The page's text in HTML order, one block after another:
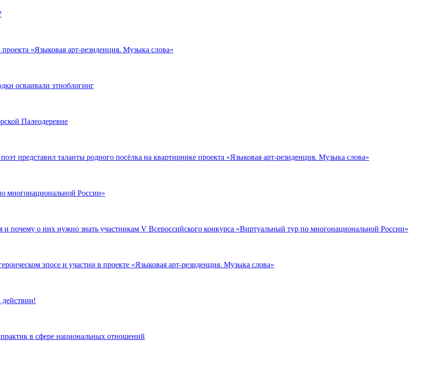
«Языковая арт-резиденция. Музыка слова»
осваивали этноблогинг
Палеодеревне
представил таланты родного посёлка на квартирнике проекта «Языковая арт-резиденция. Музыка слова»
многонациональной России»
и почему о них нужно знать участникам V Всероссийского конкурса «Виртуальный тур по многонациональной России»
эпосе и участии в проекте «Языковая арт-резиденция. Музыка слова»
действии!
в сфере национальных отношений